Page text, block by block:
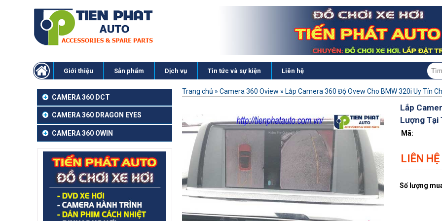
Giới thiệu Sản phẩm Dịch vụ Tin tức và sự kiện Liên hệ
CAMERA 360 DCT
CAMERA 360 DRAGON EYES
CAMERA 360 OWIN
Trang chủ » Camera 360 Oview » Lắp Camera 360 Độ Ovew Cho BMW 320i Uy Tín
Lắp
Lượng Tại
Mã:
LIÊN HỆ
Số lượng